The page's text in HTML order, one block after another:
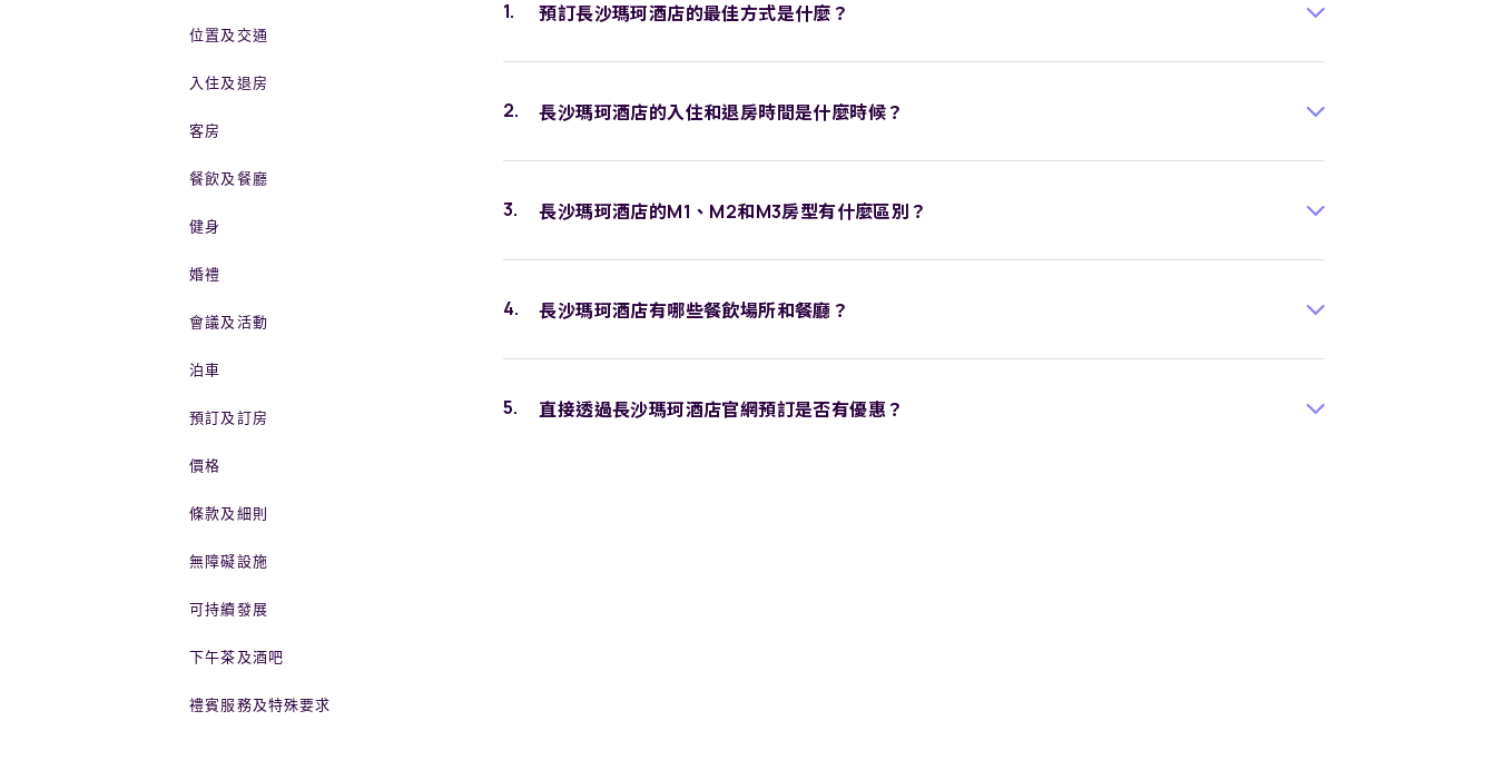
位置及交通
入住及退房
客房
餐飲及餐廳
健身
婚禮
會議及活動
泊車
預訂及訂房
價格
條款及細則
無障礙設施
可持續發展
下午茶及酒吧
禮賓服務及特殊要求
預訂長沙瑪珂酒店的最佳方式是什麼？
長沙瑪珂酒店的入住和退房時間是什麼時候？
長沙瑪珂酒店的M1、M2和M3房型有什麼區別？
長沙瑪珂酒店有哪些餐飲場所和餐廳？
直接透過長沙瑪珂酒店官網預訂是否有優惠？